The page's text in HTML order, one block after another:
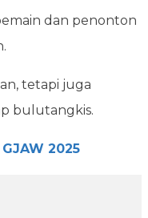
dan penonton
tetapi juga
bulutangkis.
2025